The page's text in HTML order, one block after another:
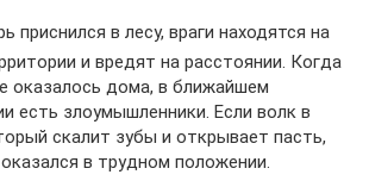
приснился в лесу, враги находятся на
и вредят на расстоянии. Когда
оказалось дома, в ближайшем
есть злоумышленники. Если волк в
скалит зубы и открывает пасть,
в трудном положении.